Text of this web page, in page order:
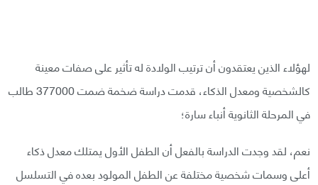
لهؤلاء الذين يعتقدون أن ترتيب الولادة له تأثير على صفات معينة
كالشخصية ومعدل الذكاء، قدمت دراسة ضخمة ضمت 377000 طالب
في المرحلة الثانوية أنباء سارة؛
نعم، لقد وجدت الدراسة بالفعل أن الطفل الأول يمتلك معدل ذكاء
أعلى وسمات شخصية مختلفة عن الطفل المولود بعده في التسلسل